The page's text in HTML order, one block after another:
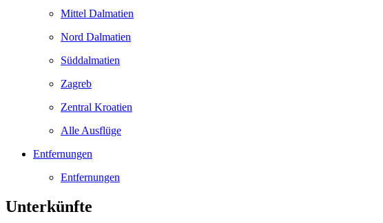
Mittel Dalmatien
Nord Dalmatien
Süddalmatien
Zagreb
Zentral Kroatien
Alle Ausflüge
Entfernungen
Entfernungen
Unterkünfte